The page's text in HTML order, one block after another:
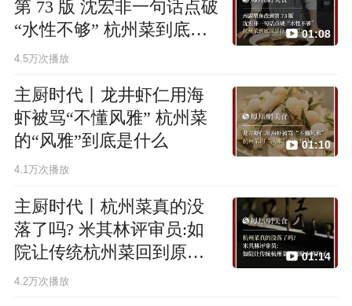
第 73 版 沈宏非一句话点破
“水性不够” 杭州菜到底该
是什么味道?
4.5万次播放
01:08
主厨时代丨龙井虾仁用海
虾被骂“不懂风雅” 杭州菜
的“风雅”到底是什么
4.1万次播放
01:10
主厨时代丨杭州菜真的没
落了吗? 米其林评审员:如
院让传统杭州菜回到原本
的样子
4.2万次播放
01:14